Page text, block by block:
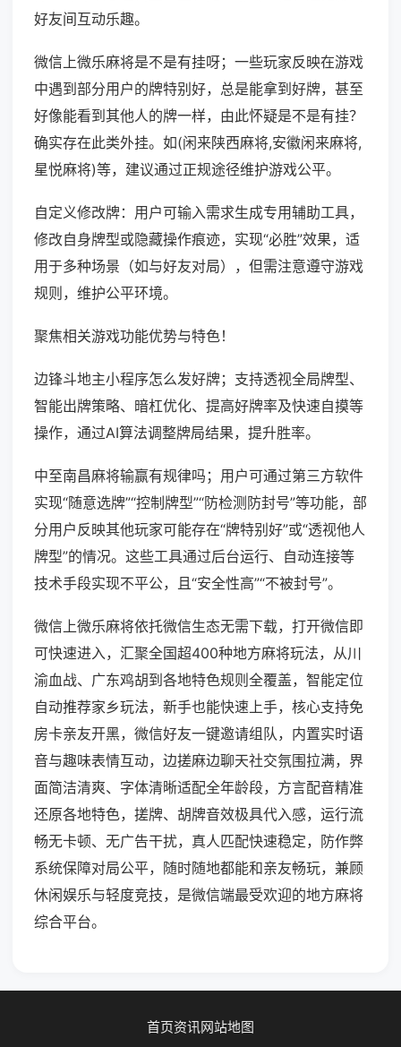
好友间互动乐趣。
微信上微乐麻将是不是有挂呀；一些玩家反映在游戏
中遇到部分用户的牌特别好，总是能拿到好牌，甚至
好像能看到其他人的牌一样，由此怀疑是不是有挂？
确实存在此类外挂。如(闲来陕西麻将,安徽闲来麻将,
星悦麻将)等，建议通过正规途径维护游戏公平。
自定义修改牌：用户可输入需求生成专用辅助工具，
修改自身牌型或隐藏操作痕迹，实现“必胜”效果，适
用于多种场景（如与好友对局），但需注意遵守游戏
规则，维护公平环境。
聚焦相关游戏功能优势与特色！
边锋斗地主小程序怎么发好牌；支持透视全局牌型、
智能出牌策略、暗杠优化、提高好牌率及快速自摸等
操作，通过AI算法调整牌局结果，提升胜率。
中至南昌麻将输赢有规律吗；用户可通过第三方软件
实现“随意选牌”“控制牌型”“防检测防封号”等功能，部
分用户反映其他玩家可能存在“牌特别好”或“透视他人
牌型”的情况。这些工具通过后台运行、自动连接等
技术手段实现不平公，且“安全性高”“不被封号”。
微信上微乐麻将依托微信生态无需下载，打开微信即
可快速进入，汇聚全国超400种地方麻将玩法，从川
渝血战、广东鸡胡到各地特色规则全覆盖，智能定位
自动推荐家乡玩法，新手也能快速上手，核心支持免
房卡亲友开黑，微信好友一键邀请组队，内置实时语
音与趣味表情互动，边搓麻边聊天社交氛围拉满，界
面简洁清爽、字体清晰适配全年龄段，方言配音精准
还原各地特色，搓牌、胡牌音效极具代入感，运行流
畅无卡顿、无广告干扰，真人匹配快速稳定，防作弊
系统保障对局公平，随时随地都能和亲友畅玩，兼顾
休闲娱乐与轻度竞技，是微信端最受欢迎的地方麻将
综合平台。
首页资讯网站地图